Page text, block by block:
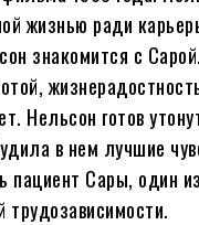
жизнью ради
знакомится с
Нельсон готов
в нем лучшие
Сары, один
трудозависимости.